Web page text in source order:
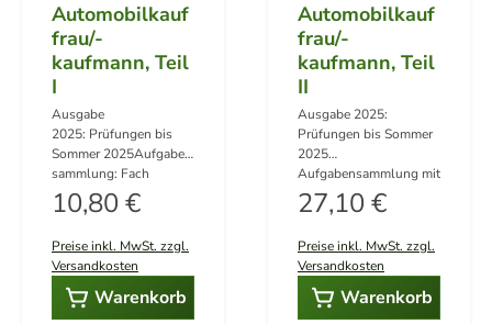
Automobilkauf
frau/-
kaufmann, Teil
I
Ausgabe
2025: Prüfungen bis
Sommer 2025Aufgaben
sammlung: Fach
Warenwirtschafts- und
Werkstattprozesse 10
2020/2021 bis Sommer
2025) Lösungsvorschl
äge: 2 Bände im Set ( 1
Band Aufgaben + 1
Regulärer Preis:
10,80 €
Preise inkl. MwSt. zzgl.
Versandkosten
Warenkorb
Automobilkauf
frau/-
kaufmann, Teil
II
Ausgabe 2025:
Prüfungen bis Sommer
2025
Aufgabensammlung mit
den Fächern:Deutsch,
Gemeinschaftskunde,
Sozialkunde I+III (6
Prüfungen von Winter
2022/2023 bis Sommer
2025) Fahrzeugvertrieb
Regulärer Preis:
27,10 €
Preise inkl. MwSt. zzgl.
Versandkosten
Warenkorb